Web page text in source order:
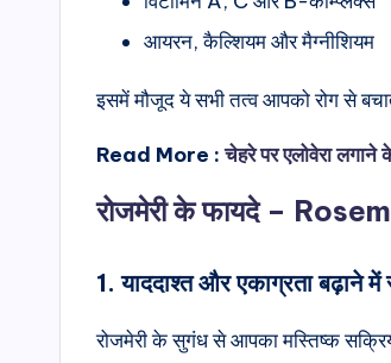
आयरन, कैल्शियम और मैग्नीशियम
इसमें मौजूद ये सभी तत्व आपको रोग से
Read More : चेहरे पर एलोवेरा
रोजमेरी के फायदे –
1. याददाश्त और एकाग्रता बढ़ाने
रोजमेरी के सुगंध से आपका मस्तिष्क